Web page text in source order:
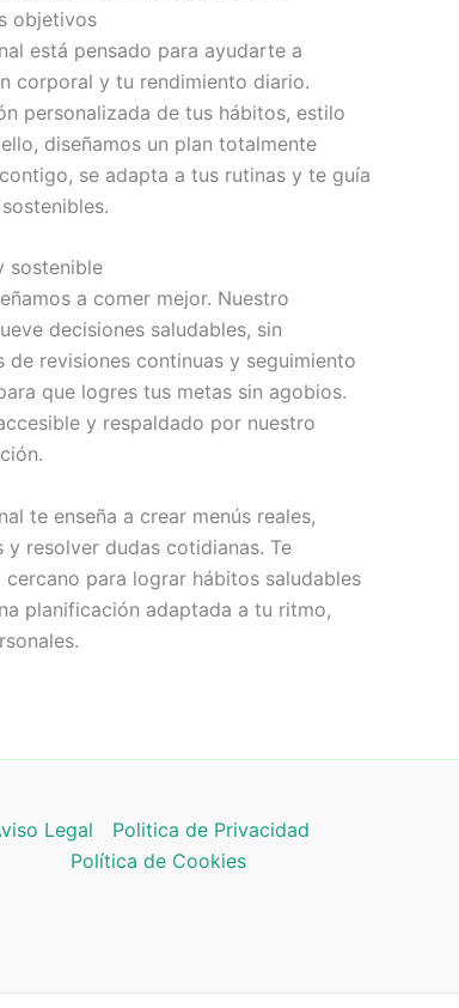
objetivos
está pensado para ayudarte a
corporal y tu rendimiento diario.
personalizada de tus hábitos, estilo
diseñamos un plan totalmente
se adapta a tus rutinas y te guía
sostenible
a comer mejor. Nuestro
decisiones saludables, sin
revisiones continuas y seguimiento
que logres tus metas sin agobios.
y respaldado por nuestro
te enseña a crear menús reales,
resolver dudas cotidianas. Te
para lograr hábitos saludables
planificación adaptada a tu ritmo,
Legal
Politica de Privacidad
Política de Cookies